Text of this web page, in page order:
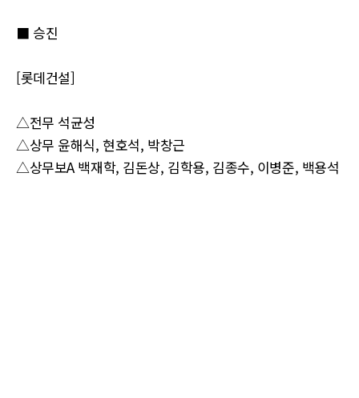
■ 승진
[롯데건설]
△전무 석균성
△상무 윤해식, 현호석, 박창근
△상무보A 백재학, 김돈상, 김학용, 김종수, 이병준, 백용석